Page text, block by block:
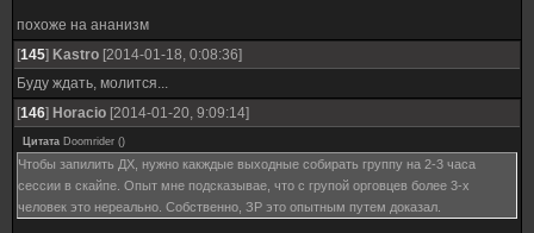
похоже на ананизм
[145] Kastro [2014-01-18, 0:08:36]
Буду ждать, молится...
[146] Horacio [2014-01-20, 9:09:14]
Цитата Doomrider ()
Чтобы запилить ДХ, нужно какждые выходные собирать группу на 2-3 часа
сессии в скайпе. Опыт мне подсказывае, что с групой орговцев более 3-х
человек это нереально. Собственно, ЗР это опытным путем доказал.